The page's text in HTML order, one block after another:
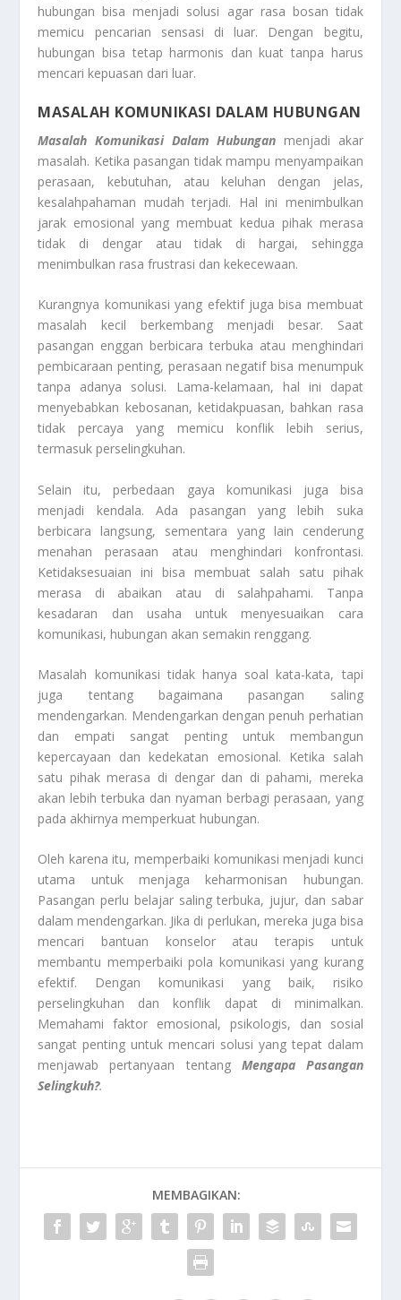
hubungan bisa menjadi solusi agar rasa bosan tidak
memicu pencarian sensasi di luar. Dengan begitu,
hubungan bisa tetap harmonis dan kuat tanpa harus
mencari kepuasan dari luar.
MASALAH KOMUNIKASI DALAM HUBUNGAN
Masalah Komunikasi Dalam Hubungan menjadi akar
masalah. Ketika pasangan tidak mampu menyampaikan
perasaan, kebutuhan, atau keluhan dengan jelas,
kesalahpahaman mudah terjadi. Hal ini menimbulkan
jarak emosional yang membuat kedua pihak merasa
tidak di dengar atau tidak di hargai, sehingga
menimbulkan rasa frustrasi dan kekecewaan.
Kurangnya komunikasi yang efektif juga bisa membuat
masalah kecil berkembang menjadi besar. Saat
pasangan enggan berbicara terbuka atau menghindari
pembicaraan penting, perasaan negatif bisa menumpuk
tanpa adanya solusi. Lama-kelamaan, hal ini dapat
menyebabkan kebosanan, ketidakpuasan, bahkan rasa
tidak percaya yang memicu konflik lebih serius,
termasuk perselingkuhan.
Selain itu, perbedaan gaya komunikasi juga bisa
menjadi kendala. Ada pasangan yang lebih suka
berbicara langsung, sementara yang lain cenderung
menahan perasaan atau menghindari konfrontasi.
Ketidaksesuaian ini bisa membuat salah satu pihak
merasa di abaikan atau di salahpahami. Tanpa
kesadaran dan usaha untuk menyesuaikan cara
komunikasi, hubungan akan semakin renggang.
Masalah komunikasi tidak hanya soal kata-kata, tapi
juga tentang bagaimana pasangan saling
mendengarkan. Mendengarkan dengan penuh perhatian
dan empati sangat penting untuk membangun
kepercayaan dan kedekatan emosional. Ketika salah
satu pihak merasa di dengar dan di pahami, mereka
akan lebih terbuka dan nyaman berbagi perasaan, yang
pada akhirnya memperkuat hubungan.
Oleh karena itu, memperbaiki komunikasi menjadi kunci
utama untuk menjaga keharmonisan hubungan.
Pasangan perlu belajar saling terbuka, jujur, dan sabar
dalam mendengarkan. Jika di perlukan, mereka juga bisa
mencari bantuan konselor atau terapis untuk
membantu memperbaiki pola komunikasi yang kurang
efektif. Dengan komunikasi yang baik, risiko
perselingkuhan dan konflik dapat di minimalkan.
Memahami faktor emosional, psikologis, dan sosial
sangat penting untuk mencari solusi yang tepat dalam
menjawab pertanyaan tentang Mengapa Pasangan
Selingkuh?.
MEMBAGIKAN: